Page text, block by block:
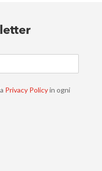
Privacy Policyin ogni